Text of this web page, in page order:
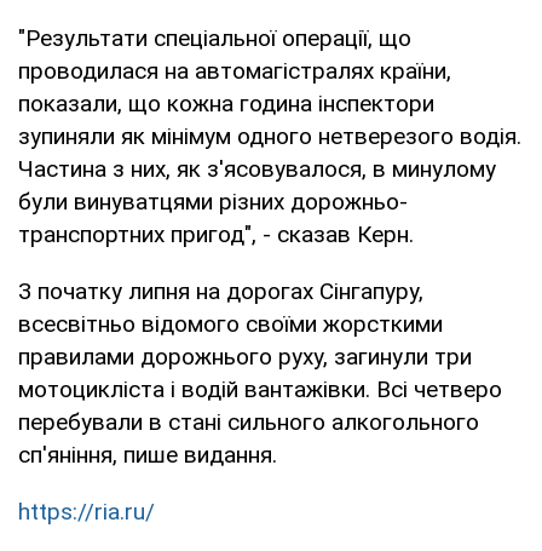
"Результати спеціальної операції, що
проводилася на автомагістралях країни,
показали, що кожна година інспектори
зупиняли як мінімум одного нетверезого водія.
Частина з них, як з'ясовувалося, в минулому
були винуватцями різних дорожньо-
транспортних пригод", - сказав Керн.
З початку липня на дорогах Сінгапуру,
всесвітньо відомого своїми жорсткими
правилами дорожнього руху, загинули три
мотоцикліста і водій вантажівки. Всі четверо
перебували в стані сильного алкогольного
сп'яніння, пише видання.
https://ria.ru/